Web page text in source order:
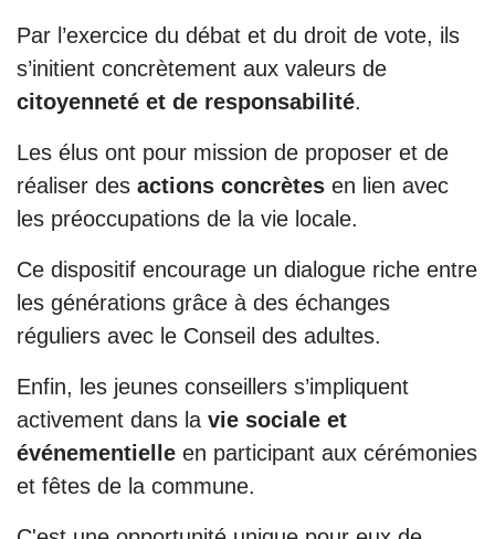
Par l’exercice du débat et du droit de vote, ils
s’initient concrètement aux valeurs de
citoyenneté et de responsabilité.
Les élus ont pour mission de proposer et de
réaliser des actions concrètes en lien avec
les préoccupations de la vie locale.
Ce dispositif encourage un dialogue riche entre
les générations grâce à des échanges
réguliers avec le Conseil des adultes.
Enfin, les jeunes conseillers s’impliquent
activement dans la vie sociale et
événementielle en participant aux cérémonies
et fêtes de la commune.